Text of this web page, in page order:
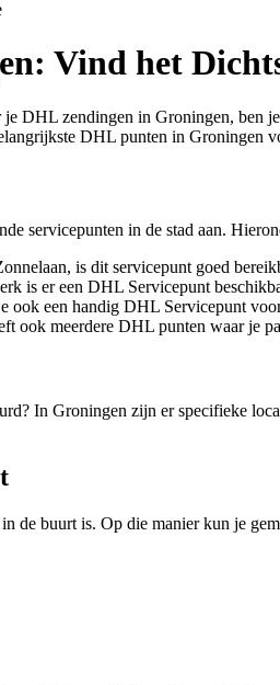
Vind het
DHL zendingen in Groningen,
DHL punten in Groningen
servicepunten in de stad aan.
is dit servicepunt goed
is er een DHL Servicepunt
een handig DHL Servicepunt
ook meerdere DHL punten waar je
In Groningen zijn er specifieke
buurt is. Op die manier kun je